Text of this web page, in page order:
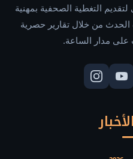
التغطية الصحفية بمهنية
من خلال تقارير حصرية
على مدار الساعة.